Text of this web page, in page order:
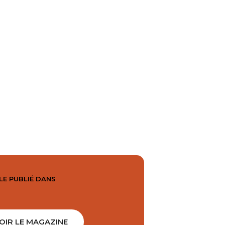
PUBLIÉ DANS
LE MAGAZINE